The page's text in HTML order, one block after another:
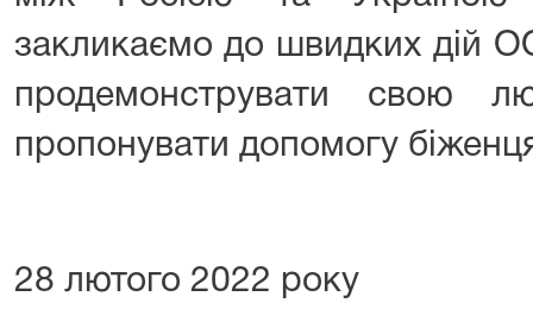
закликаємо до швидких дій
продемонструвати свою
пропонувати допомогу
28 лютого 2022 року